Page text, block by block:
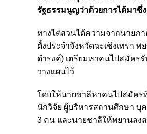
รัฐธรรมนูญว่าด้วยการได้มาซึ่
ทางไต่สวนได้ความจากนายภ
ตั้งประจำจังหวัดฉะเชิงเทรา
ดำรงค์) เตรียมหาคนไปสมัคร
วางแผนไว้
โดยให้นายชาลีหาคนไปสมัคร
นักวิจัย ผู้บริหารสถานศึกษา บุ
3 คน และนายชาลีให้พยานลง